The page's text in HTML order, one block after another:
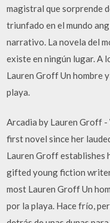
magistral que sorprende
triunfado en el mundo
narrativo. La novela del
existe en ningún lugar. A
Lauren Groff Un hombre
playa.
Arcadia by Lauren Groff
first novel since her
Lauren Groff establishes
gifted young fiction
most Lauren Groff Un
por la playa. Hace frío,